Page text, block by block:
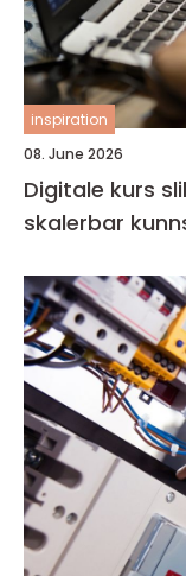
inspiration
08. June 2026
Digitale kurs slik bygger du en lønnsom og
skalerbar